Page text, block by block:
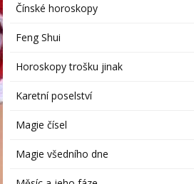
Čínské horoskopy
Feng Shui
Horoskopy trošku jinak
Karetní poselství
Magie čísel
Magie všedního dne